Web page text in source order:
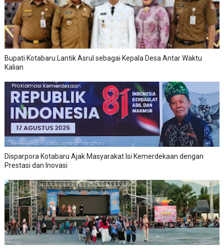
Bupati Kotabaru Lantik Asrul sebagai Kepala Desa Antar Waktu
Kalian
Disparpora Kotabaru Ajak Masyarakat Isi Kemerdekaan dengan
Prestasi dan Inovasi